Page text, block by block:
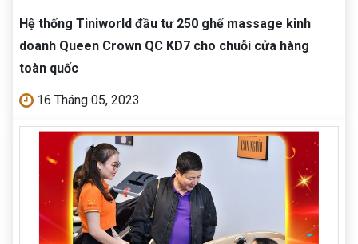
Hệ thống Tiniworld đầu tư 250 ghế massage kinh
doanh Queen Crown QC KD7 cho chuỗi cửa hàng
toàn quốc
16 Tháng 05, 2023